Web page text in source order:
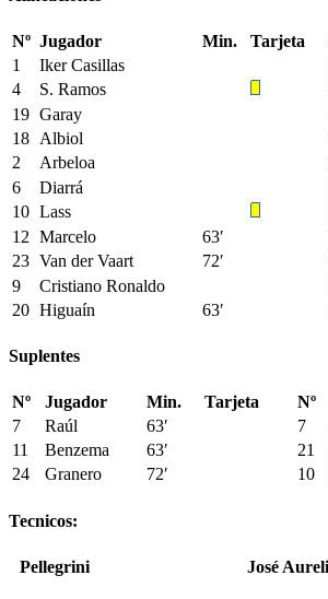
Nº Jugador Min. Tarjeta
1
Iker Casillas
4
S. Ramos
19 Garay
18 Albiol
2
Arbeloa
6
Diarrá
10 Lass
12 Marcelo 63′
23 Van der Vaart 72′
9
Cristiano Ronaldo
20 Higuaín 63′
Suplentes
Nº Jugador Min. Tarjeta Nº
7
Raúl 63′ 7
11
Benzema 63′ 21
24
Granero 72′ 10
Tecnicos:
Pellegrini José